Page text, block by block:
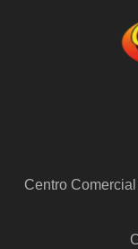
Centro